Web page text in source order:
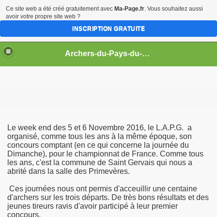
Archers-du-Pays-du-Gois
Le week end des 5 et 6 Novembre 2016, le L.A.P.G. a
organisé, comme tous les ans à la même époque, son
concours comptant (en ce qui concerne la journée du
Dimanche), pour le championnat de France. Comme tous
les ans, c'est la commune de Saint Gervais qui nous a
abrité dans la salle des Primevères.
Ces journées nous ont permis d'acceuillir une centaine
d'archers sur les trois départs. De très bons résultats et des
jeunes tireurs ravis d'avoir participé à leur premier
concours.
Ce site web a été créé gratuitement avec Ma-Page.fr. Vous souhaitez aussi
avoir votre propre site web ?
INSCRIPTION GRATUITE